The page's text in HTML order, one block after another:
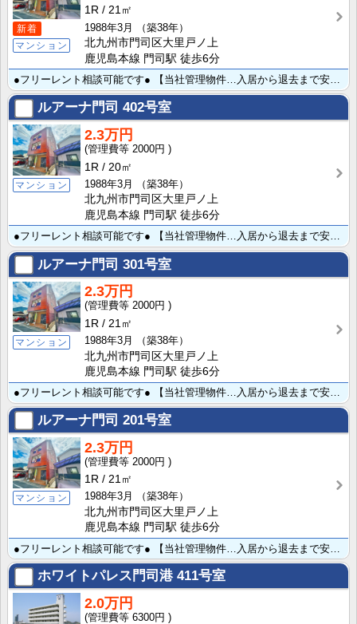
新着
マンション
1R
21㎡
1988年3月
（築38年）
北九州市門司区大里戸ノ上
鹿児島本線 門司駅 徒歩6分
ルアーナ門司 402号室
マンション
2.3万円
2000円
1R
20㎡
1988年3月
（築38年）
北九州市門司区大里戸ノ上
鹿児島本線 門司駅 徒歩6分
ルアーナ門司 301号室
マンション
2.3万円
2000円
1R
21㎡
1988年3月
（築38年）
北九州市門司区大里戸ノ上
鹿児島本線 門司駅 徒歩6分
ルアーナ門司 201号室
マンション
2.3万円
2000円
1R
21㎡
1988年3月
（築38年）
北九州市門司区大里戸ノ上
鹿児島本線 門司駅 徒歩6分
ホワイトパレス門司港 411号室
2.0万円
6300円